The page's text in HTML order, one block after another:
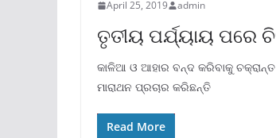
April 25, 2019 admin
ତୃତୀୟ ପର୍ଯ୍ୟାୟ ପରେ
କାଳିଆ ଓ ଆହାର ବନ୍ଦ କରିବାକୁ
ମାରାଥନ ପ୍ରଚାର କରିଛନ୍ତି
Read More